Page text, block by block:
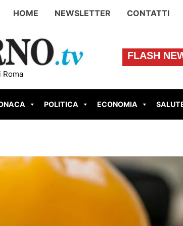
HOME NEWSLETTER CONTATTI
Roma
FLASH
senza telefono e internet dal 21 luglio
POLITICA ECONOMIA